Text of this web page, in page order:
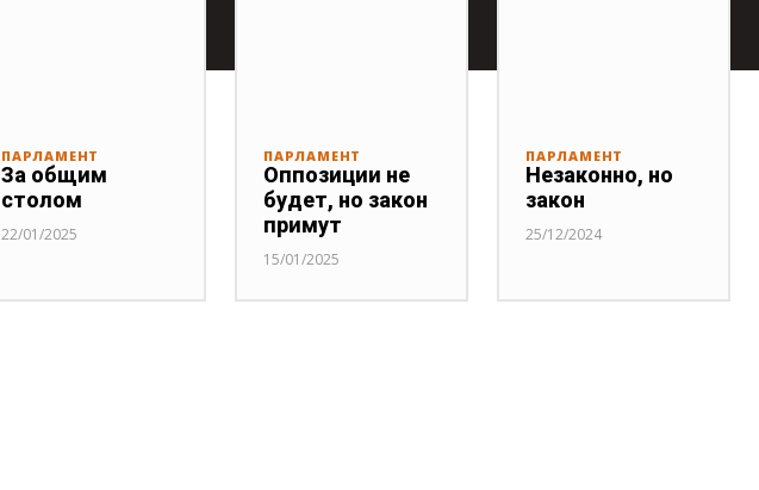
ПАРЛАМЕНТ
За общим
столом
22/01/2025
ПАРЛАМЕНТ
Оппозиции не
будет, но закон
примут
15/01/2025
ПАРЛАМЕНТ
Незаконно, но
закон
25/12/2024